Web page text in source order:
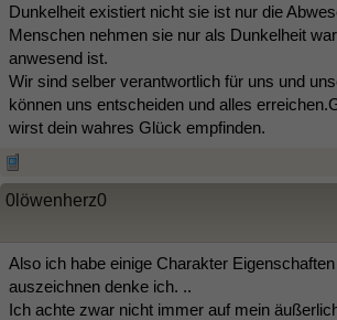
Dunkelheit existiert nicht sie ist nur die
Menschen nehmen sie nur als Dunkelheit
anwesend ist.
Wir sind selber verantwortlich für uns und
können uns entscheiden und alles
wirst dein wahres Glück empfinden.
0löwenherz0
Also ich habe einige Charakter
auszeichnen denke ich. ..
Ich achte zwar nicht immer auf mein